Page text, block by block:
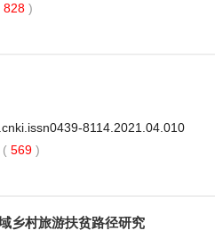
828 )
8114.2021.04.010
( 569 )
乡村旅游扶贫路径研究